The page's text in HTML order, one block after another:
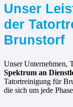
Unser
der
Brunstorf
Unser Unternehmen,
Spektrum an
Tatortreinigung für
die sich um jede